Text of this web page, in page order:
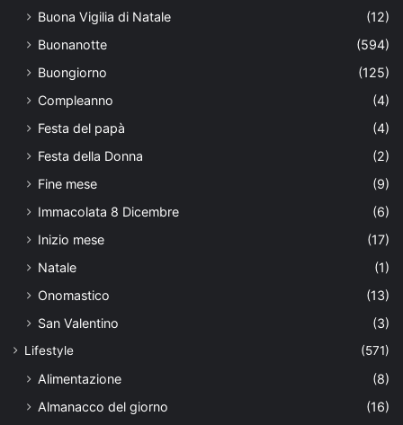
Buona Vigilia di Natale
(12)
Buonanotte
(594)
Buongiorno
(125)
Compleanno
(4)
Festa del papà
(4)
Festa della Donna
(2)
Fine mese
(9)
Immacolata 8 Dicembre
(6)
Inizio mese
(17)
Natale
(1)
Onomastico
(13)
San Valentino
(3)
Lifestyle (571)
Alimentazione
(8)
Almanacco del giorno
(16)